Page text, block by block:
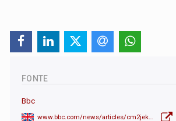
FONTE
Bbc